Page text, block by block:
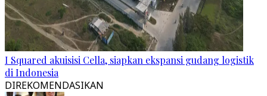
I Squared akuisisi Cella, siapkan ekspansi gudang logistik
di Indonesia
DIREKOMENDASIKAN